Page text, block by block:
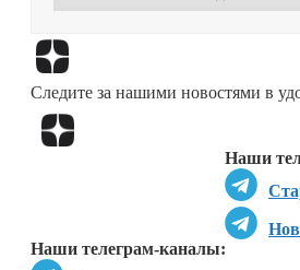
Следите за нашими новостями в
Наши
Наши телеграм-каналы: